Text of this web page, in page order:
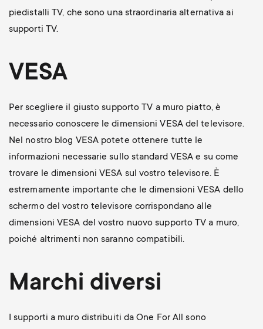
piedistalli TV, che sono una straordinaria alternativa ai
supporti TV.
VESA
Per scegliere il giusto supporto TV a muro piatto, è
necessario conoscere le dimensioni VESA del televisore.
Nel nostro blog VESA potete ottenere tutte le
informazioni necessarie sullo standard VESA e su come
trovare le dimensioni VESA sul vostro televisore. È
estremamente importante che le dimensioni VESA dello
schermo del vostro televisore corrispondano alle
dimensioni VESA del vostro nuovo supporto TV a muro,
poiché altrimenti non saranno compatibili.
Marchi diversi
I supporti a muro distribuiti da One For All sono